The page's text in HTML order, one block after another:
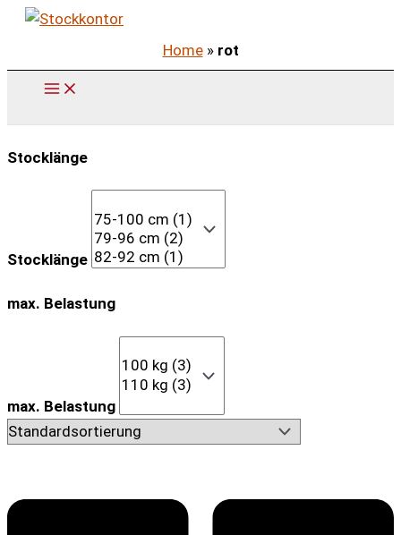
Zum
springen
Home» rot
Stocklänge
Stocklänge
max. Belastung
max. Belastung